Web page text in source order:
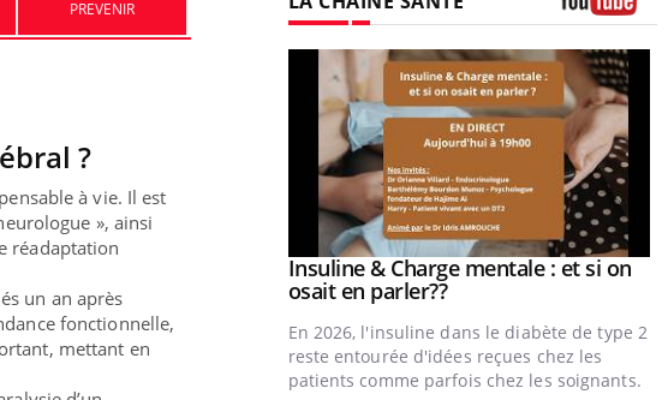
PREVENIR
?
à vie. Il est
», ainsi
réadaptation
un an après
fonctionnelle,
mettant en
en fer : comprendre pour
Youtube
brouillard mental ou
Les symptômes de la
Youtube
Insuline & Charge mentale : et si on
osait en parler??Youtube
En 2026, l'insuline dans le diabète de type 2
reste entourée d'idées reçues chez les
patients comme parfois chez les soignants.